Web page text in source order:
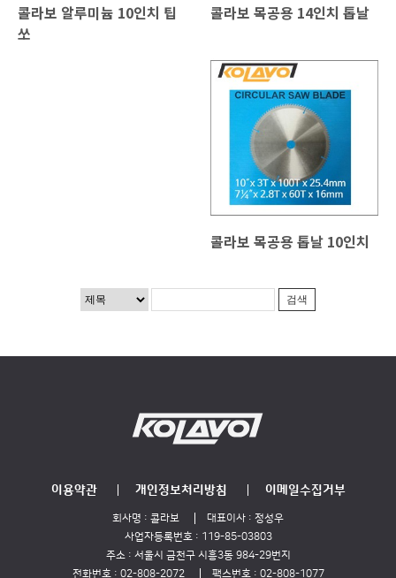
콜라보 알루미늄 10인치 팁
쏘
콜라보 목공용 14인치 톱날
콜라보 목공용 톱날 10인치
이용약관 개인정보처리방침 이메일수집거부
회사명 : 콜라보 대표이사 : 정성우
사업자등록번호 : 119-85-03803
주소 : 서울시 금천구 시흥3동 984-29번지
전화번호 : 02-808-2072 팩스번호 : 02-808-1077